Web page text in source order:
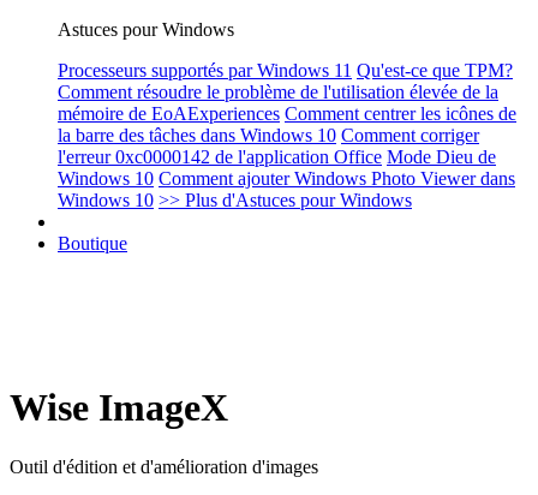
Astuces pour Windows
Processeurs supportés par Windows 11 Qu'est-ce que TPM?
Comment résoudre le problème de l'utilisation élevée de la
mémoire de EoAExperiences Comment centrer les icônes de
la barre des tâches dans Windows 10 Comment corriger
l'erreur 0xc0000142 de l'application Office Mode Dieu de
Windows 10 Comment ajouter Windows Photo Viewer dans
Windows 10 >> Plus d'Astuces pour Windows
Boutique
Wise ImageX
Outil d'édition et d'amélioration d'images